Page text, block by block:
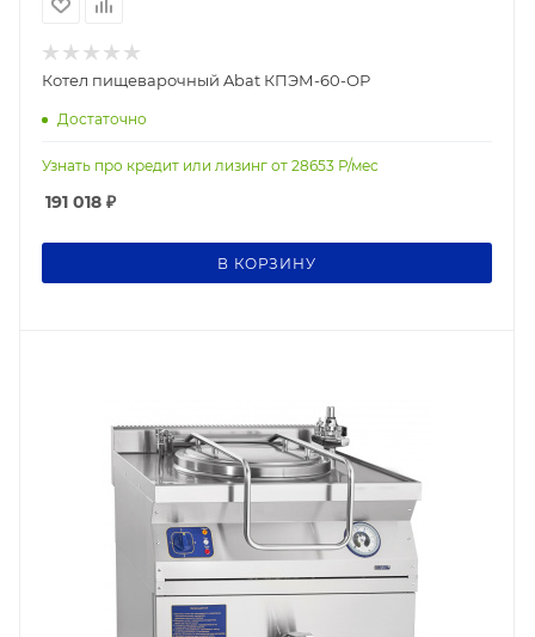
Котел пищеварочный Abat КПЭМ-60-ОР
Достаточно
Узнать про кредит или лизинг от 28653 Р/мес
191 018 ₽
В КОРЗИНУ